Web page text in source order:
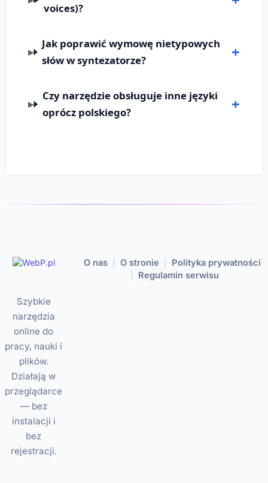
voices)?
Jak poprawić wymowę nietypowych
słów w syntezatorze?
Czy narzędzie obsługuje inne języki
oprócz polskiego?
Szybkie
narzędzia
online do
pracy, nauki i
plików.
Działają w
przeglądarce
— bez
instalacji i
bez
rejestracji.
O nas O stronie Polityka prywatności
Regulamin serwisu